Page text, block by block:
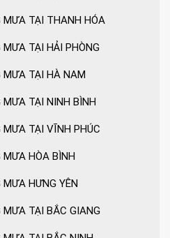
che nắng mưa
mưa giá tốt
MƯA TẠI THANH HÓA
TẠI HẢI PHÒNG
MƯA TẠI HÀ NAM
MƯA TẠI NINH BÌNH
MƯA TẠI VĨNH PHÚC
MƯA HÒA BÌNH
HƯNG YÊN
MƯA TẠI BẮC GIANG